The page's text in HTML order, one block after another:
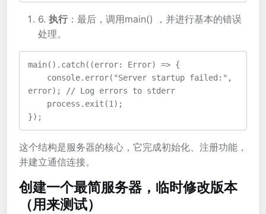
6. 执行：最后，调用main() ，并进行基本的错误
处理。
main().catch((error: Error) => {
console.error("Server startup failed:",
error); // Log errors to stderr
process.exit(1);
});
这个结构是服务器的核心，它完成初始化、注册功能，
并建立通信连接。
创建一个最简服务器，临时修改版本
（用来测试）